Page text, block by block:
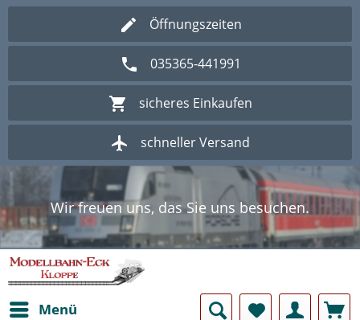
Öffnungszeiten
035365-441991
sicheres Einkaufen
schneller Versand
Wir freuen uns, das Sie uns besuchen.
Herzlich Willkommen im Onlineshop
Modellbahn - Eck Kloppe.
Wir freuen uns, das Sie uns besuchen.
Herzlich Willkommen im Onlineshop
Modellbahn - Eck Kloppe.
Menü